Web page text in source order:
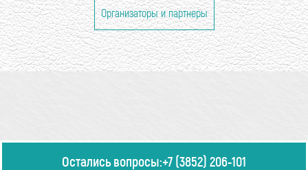
Организаторы и партнеры
Остались вопросы:+7 (3852) 206-101